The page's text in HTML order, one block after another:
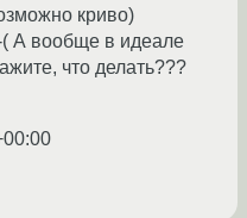
криво)
( А вообще в идеале
что делать???